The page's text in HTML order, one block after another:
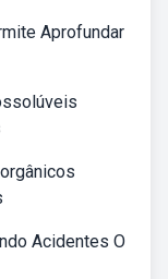
Aprofundar
Acidentes O